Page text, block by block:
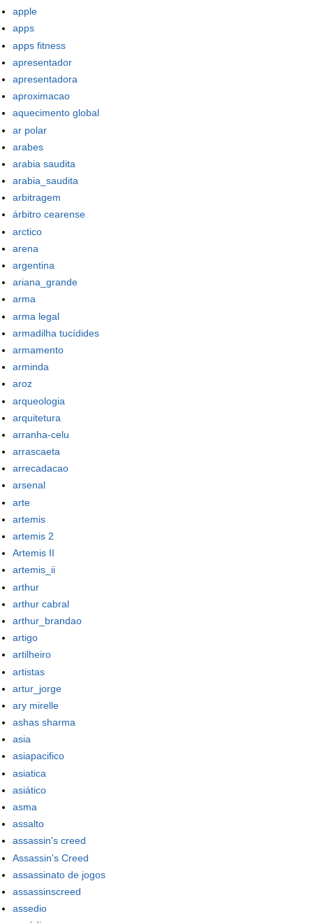
apple
apps
apps fitness
apresentador
apresentadora
aproximacao
aquecimento global
ar polar
arabes
arabia saudita
arabia_saudita
arbitragem
árbitro cearense
arctico
arena
argentina
ariana_grande
arma
arma legal
armadilha tucídides
armamento
arminda
aroz
arqueologia
arquitetura
arranha-celu
arrascaeta
arrecadacao
arsenal
arte
artemis
artemis 2
Artemis II
artemis_ii
arthur
arthur cabral
arthur_brandao
artigo
artilheiro
artistas
artur_jorge
ary mirelle
ashas sharma
asia
asiapacifico
asiatica
asiático
asma
assalto
assassin's creed
Assassin's Creed
assassinato de jogos
assassinscreed
assedio